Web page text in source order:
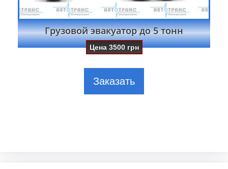
Грузовой эвакуатор до 5 тонн
Цена3500 грн
Заказать